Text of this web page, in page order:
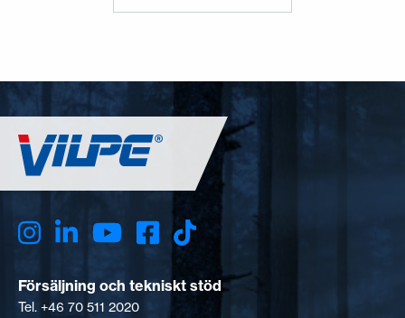
Försäljning och tekniskt stöd
Tel. +46 70 511 2020